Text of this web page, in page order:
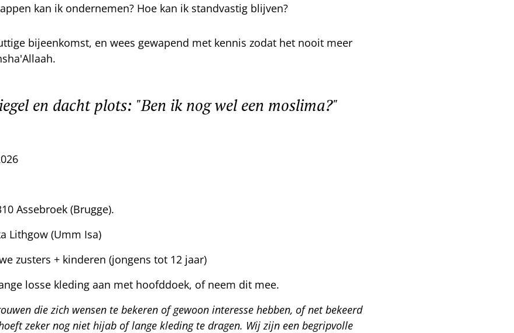
kan ik ondernemen? Hoe kan ik standvastig blijven?
bijeenkomst, en wees gewapend met kennis zodat het nooit meer
en dacht plots: "Ben ik nog wel een moslima?"
Assebroek (Brugge).
Lithgow (Umm Isa)
zusters + kinderen (jongens tot 12 jaar)
losse kleding aan met hoofddoek, of neem dit mee.
die zich wensen te bekeren of gewoon interesse hebben, of net bekeerd
zeker nog niet hijab of lange kleding te dragen. Wij zijn een begripvolle